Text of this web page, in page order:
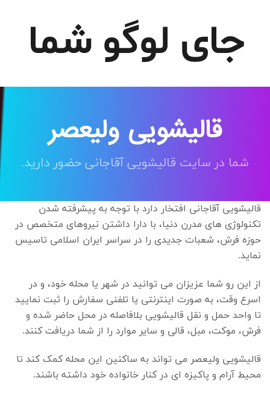
قالیشویی ولیعصر
شما در سایت قالیشویی آقاجانی حضور دارید.
قالیشویی آقاجانی افتخار دارد با توجه به پیشرفته شدن
تکنولوژی های مدرن دنیا، با دارا داشتن نیروهای متخصص در
حوزه فرش، شعبات جدیدی را در سراسر ایران اسلامی تاسیس
نماید.
از این رو شما عزیزان می توانید در شهر یا محله خود، و در
اسرع وقت، به صورت اینترنتی یا تلفنی سفارش را ثبت نمایید
تا واحد حمل و نقل قالیشویی بلافاصله در محل حاضر شده و
فرش، موکت، مبل، قالی و سایر موارد را از شما دریافت کنند.
قالیشویی ولیعصر می تواند به ساکنین این محله کمک کند تا
محیط آرام و پاکیزه ای در کنار خانواده خود داشته باشند.